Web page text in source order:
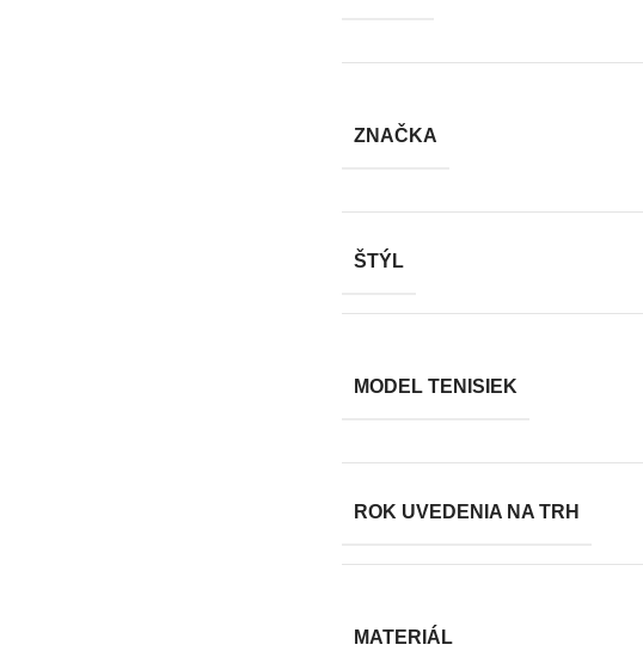
ZNAČKA
ŠTÝL
MODEL TENISIEK
ROK UVEDENIA NA TRH
MATERIÁL